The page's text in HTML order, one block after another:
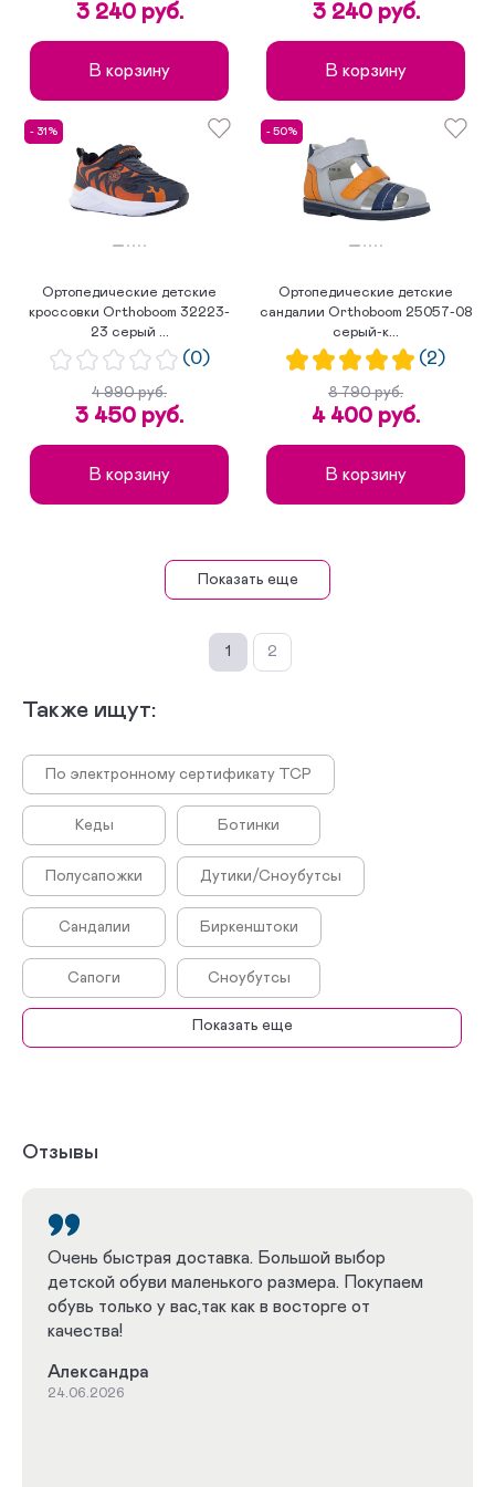
3 240 руб.
В корзину
3 240 руб.
В корзину
- 31%
Ортопедические детские
кроссовки Orthoboom 32223-
23 серый ...
(0)
4 990 руб.
3 450 руб.
В корзину
- 50%
Ортопедические детские
сандалии Orthoboom 25057-08
серый-к...
(2)
8 790 руб.
4 400 руб.
В корзину
Показать еще
1 2
Также ищут:
По электронному сертификату ТСР
Кеды Ботинки
Полусапожки Дутики/Сноубутсы
Сандалии Биркенштоки
Сапоги Сноубутсы
Сабо
Весна - Осень
Лето Плоскостопие
Кроссовки при плоскостопии
Белые кроссовки
Показать еще
Отзывы
Очень быстрая доставка. Большой выбор
детской обуви маленького размера. Покупаем
обувь только у вас,так как в восторге от
качества!
Александра
24.06.2026